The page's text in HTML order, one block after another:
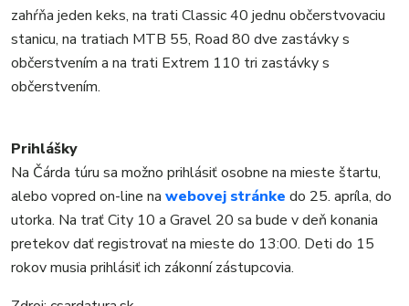
zahŕňa jeden keks, na trati Classic 40 jednu občerstvovaciu
stanicu, na tratiach MTB 55, Road 80 dve zastávky s
občerstvením a na trati Extrem 110 tri zastávky s
občerstvením.
Prihlášky
Na Čárda túru sa možno prihlásiť osobne na mieste štartu,
alebo vopred on-line na webovej stránke do 25. apríla, do
utorka. Na trať City 10 a Gravel 20 sa bude v deň konania
pretekov dať registrovať na mieste do 13:00. Deti do 15
rokov musia prihlásiť ich zákonní zástupcovia.